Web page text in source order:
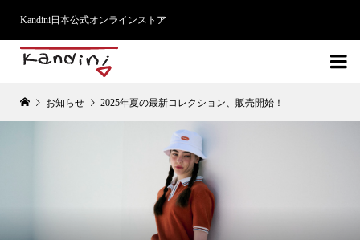
Kandini日本公式オンラインストア

お知らせ 2025年夏の最新コレクション、販売開始！